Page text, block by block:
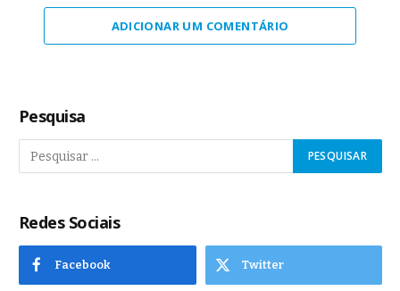
ADICIONAR UM COMENTÁRIO
Pesquisa
Redes Sociais
Facebook Twitter